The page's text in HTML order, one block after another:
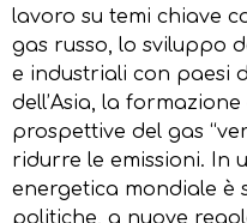
lavoro su temi chiave
gas russo, lo sviluppo
e industriali con paesi
dell’Asia, la
prospettive del gas
ridurre le emissioni. In
energetica mondiale è
politiche, a nuove